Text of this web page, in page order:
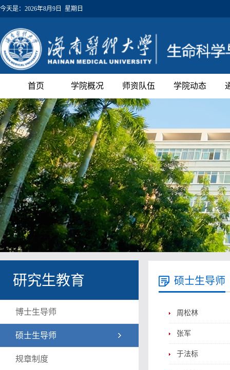
今天是： 2026年8月9日 星期日
首页 学院概况 师资队伍 学院动态
研究生教育
博士生导师
硕士生导师
规章制度
硕士生导师
周松林
张军
于法标